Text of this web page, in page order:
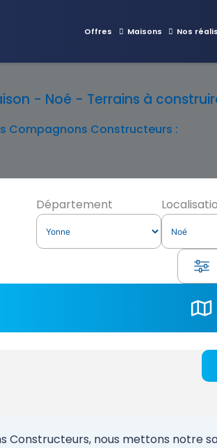
Offres Maisons Nos
- Noé - Terrains à
Compagnons Constructeurs :
Département
Constructeurs, nous mettons notre